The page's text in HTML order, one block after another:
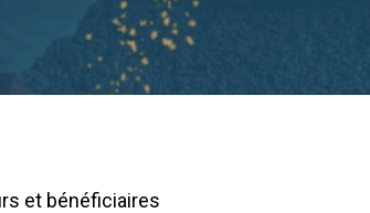
et bénéficiaires